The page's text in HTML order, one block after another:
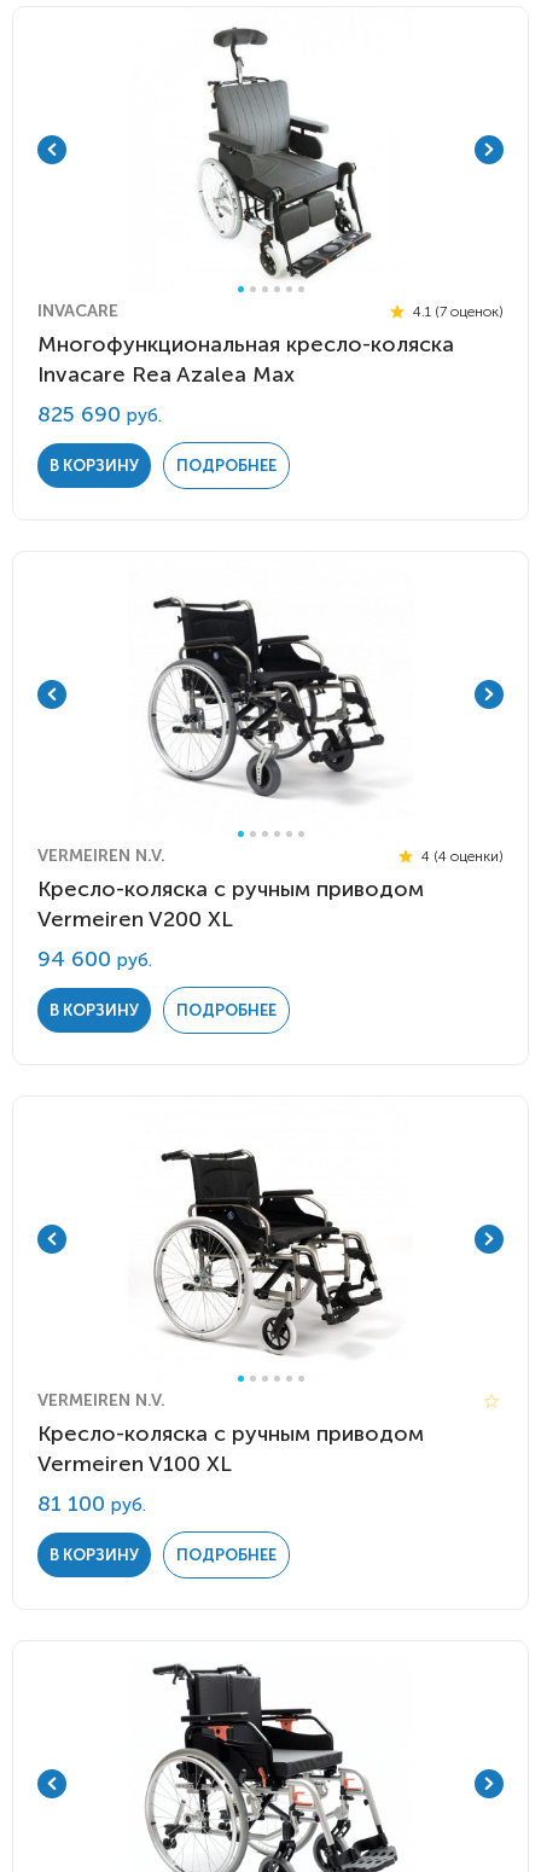
INVACARE 4.1 (7 оценок)
Многофункциональная кресло-коляска
Invacare Rea Azalea Max
825 690 руб.
В КОРЗИНУ ПОДРОБНЕЕ
VERMEIREN N.V. 4 (4 оценки)
Кресло-коляска с ручным приводом
Vermeiren V200 XL
94 600 руб.
В КОРЗИНУ ПОДРОБНЕЕ
VERMEIREN N.V.
Кресло-коляска с ручным приводом
Vermeiren V100 XL
81 100 руб.
В КОРЗИНУ ПОДРОБНЕЕ